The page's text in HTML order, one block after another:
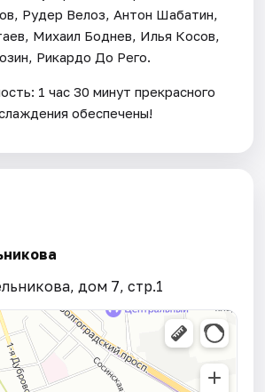
Рудер Велоз, Антон Шабатин,
Михаил Боднев, Илья Косов,
Рикардо До Рего.
1 час 30 минут прекрасного
обеспечены!
дом 7, стр.1